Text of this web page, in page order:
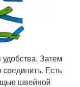
Затем
Есть
швейной